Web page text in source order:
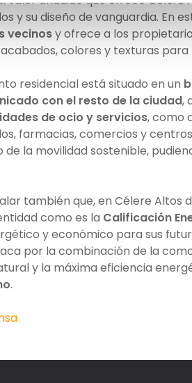
y su diseño de vanguardia. En
vecinosy ofrece a los
colores y texturas para
residencial está situado en un
con el resto de la ciudad,
de ocio y servicios, como
farmacias, comercios y
de la movilidad sostenible,
también que, en Célere
como es la Calificación
y económico para sus
por la combinación de la
y la máxima eficiencia
.